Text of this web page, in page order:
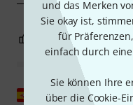
und das Merken
Sie okay ist,
für
einfach durch
Sie können Ihre
über die Cookie-
0
Original zeigen